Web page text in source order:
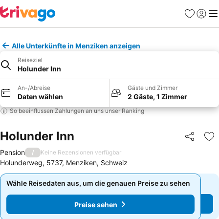
Favoriten
Alle Unterkünfte in Menziken anzeigen
Reiseziel
Holunder Inn
An-/Abreise
Daten wählen
Gäste und Zimmer
2 Gäste, 1 Zimmer
So beeinflussen Zahlungen an uns unser Ranking
Holunder Inn Teilen
Pension / Keine Rezensionen verfügbar
Holunderweg, 5737, Menziken, Schweiz
Wähle Reisedaten aus, um die genauen Preise zu sehen
Preise sehen
Wähle Reisedaten aus, um die genauen Preise zu sehen
Preise sehen